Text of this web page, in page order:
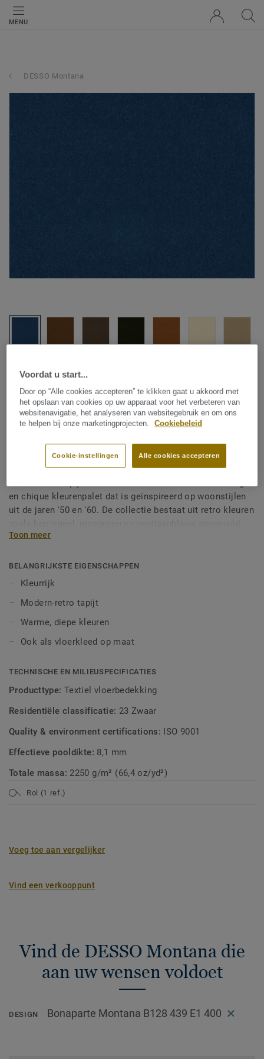
MENU
DESSO Montana
Kamerbreed tapijt|Vloerkleden op maat
DESSO Montana - Bonaparte
Montana B128 439 E1 400
en chique kleurenpalet dat is geïnspireerd op woonstijlen
uit de jaren '50 en '60. De collectie bestaat uit retro kleuren
met ingetogen naturel-, grijs- en taupe tinten.
Toon meer
BELANGRIJKSTE EIGENSCHAPPEN
Kleurrijk
Modern-retro tapijt
Warme, diepe kleuren
Ook als vloerkleed op maat
TECHNISCHE EN MILIEUSPECIFICATIES
Producttype: Textiel vloerbedekking
Residentiële classificatie: 23 Zwaar
Quality & environment certifications: ISO 9001
Effectieve pooldikte: 8,1 mm
Totale massa: 2250 g/m² (66,4 oz/yd²)
Rol (1 ref.)
Voeg toe aan vergelijker
Vind een verkooppunt
Vind de DESSO Montana die
aan uw wensen voldoet
DESIGN Bonaparte Montana B128 439 E1 400
Voordat u start...
Door op “Alle cookies accepteren” te klikken gaat u akkoord met
het opslaan van cookies op uw apparaat voor het verbeteren van
websitenavigatie, het analyseren van websitegebruik en om ons
te helpen bij onze marketingprojecten.
Cookiebeleid
Alle cookies accepteren
Cookie-instellingen